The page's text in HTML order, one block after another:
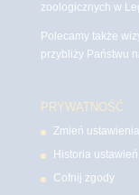
zoologicznych w
Polecamy także
przybliży Państwu
PRYWATNOŚĆ
Zmień
Historia
Cofnij zgody